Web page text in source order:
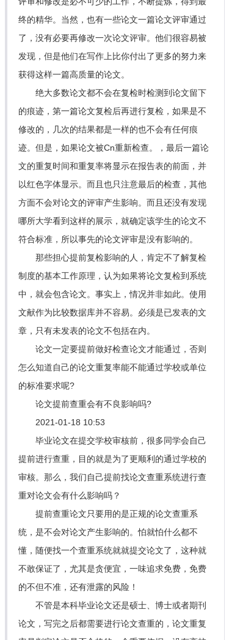
终的精华。当然，也有一些论文一篇论文评审通过
了，没有必要再修改一次论文评审。他们很容易被
发现，但是他们在写作上比你付出了更多的努力来
获得这样一篇高质量的论文。
绝大多数论文都不会在复检时检测到论文留下
的痕迹，第一篇论文复检后再进行复检，如果是不
修改的，几次的结果都是一样的也不会有任何痕
迹。但是，如果论文被Cn重新检查。，最后一篇论
文的重复时间和重复率将显示在报告表的前面，并
以红色字体显示。而且也只注意最后的检查，其他
方面不会对论文的评审产生影响。而且还没有发现
哪所大学看到这样的展示，就确定该学生的论文不
符合标准，所以事先的论文评审是没有影响的。
那些担心提前复检影响的人，肯定不了解复检
制度的基本工作原理，认为如果将论文复检到系统
中，就会包含论文。事实上，情况并非如此。使用
文献作为比较数据库并不容易。必须是已发表的文
章，只有未发表的论文不包括在内。
论文一定要提前做好检查论文才能通过，否则
怎么知道自己的论文重复率能不能通过学校或单位
的标准要求呢?
论文提前查重会有不良影响吗?
2021-01-18 10:53
毕业论文在提交学校审核前，很多同学会自己
提前进行查重，目的就是为了更顺利的通过学校的
审核。那么，我们自己提前找论文查重系统进行查
重对论文会有什么影响吗？
提前查重论文只要用的是正规的论文查重系
统，是不会对论文产生影响的。怕就怕什么都不
懂，随便找一个查重系统就就提交论文了，这种就
不敢保证了，尤其是贪便宜，一味追求免费，免费
的不但不准，还有泄露的风险！
不管是本科毕业论文还是硕士、博士或者期刊
论文，写完之后都需要进行论文查重的，论文重复